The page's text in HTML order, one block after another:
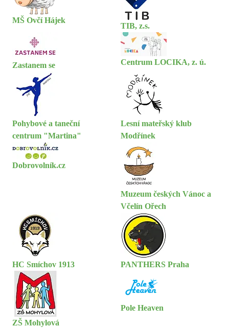
MŠ Ovčí Hájek
TIB, z.s.
Zastanem se Centrum LOCIKA, z. ú.
Pohybové a taneční
centrum "Martina"
Lesní mateřský klub
Modřínek
Dobrovolník.cz
Muzeum českých Vánoc a
Včelín Ořech
HC Smíchov 1913 PANTHERS Praha
ZŠ Mohylová
Pole Heaven